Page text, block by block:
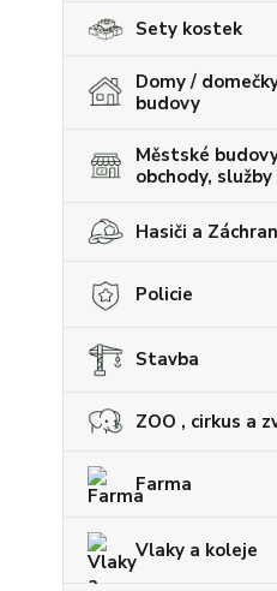
Sety kostek
Domy /
budovy
Městské
obchody, služby
Hasiči a
Policie
Stavba
ZOO , cirkus a
Farma
Vlaky a koleje